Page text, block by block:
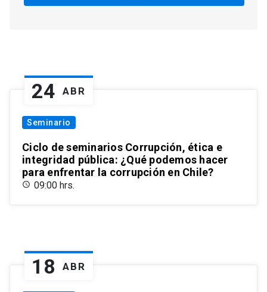
24 ABR
Seminario
Ciclo de seminarios Corrupción, ética e
integridad pública: ¿Qué podemos hacer
para enfrentar la corrupción en Chile?
09:00 hrs.
18 ABR